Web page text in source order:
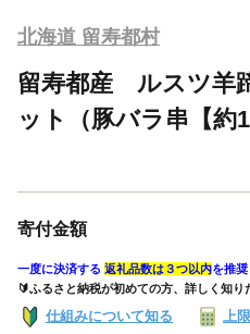
北海道 留寿都村
留寿都産 ルスツ羊
ット（豚バラ串【約
寄付金額
一度に決済する 返礼品数は３つ以内を推奨
🔰ふるさと納税が初めての方、詳しく知り
仕組みについて知る 上